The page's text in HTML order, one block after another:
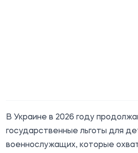
В Украине в 2026 году
государственные льготы для
военнослужащих, которые